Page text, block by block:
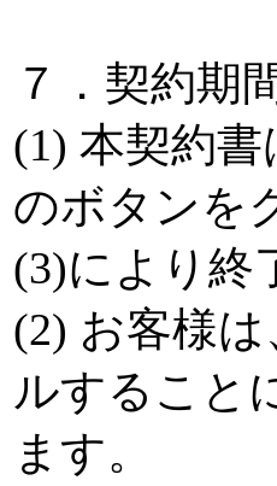
７．契約期
(1) 本契約
のボタンを
(3)により終
(2) お客様
ルすること
ます。